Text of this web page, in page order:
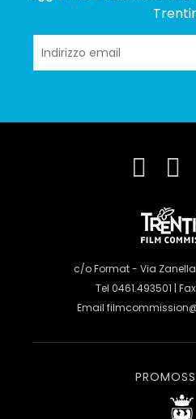
c/o Format - Via Zanella
Tel 0461.493501 |
Email